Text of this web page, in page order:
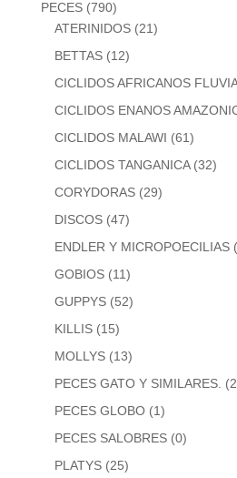
PECES (790)
ATERINIDOS (21)
BETTAS (12)
CICLIDOS AFRICANOS
CICLIDOS ENANOS
CICLIDOS MALAWI (61)
CICLIDOS TANGANICA (32)
CORYDORAS (29)
DISCOS (47)
ENDLER Y MICROPOECILIAS
GOBIOS (11)
GUPPYS (52)
KILLIS (15)
MOLLYS (13)
PECES GATO Y SIMILARES.
PECES GLOBO (1)
PECES SALOBRES (0)
PLATYS (25)